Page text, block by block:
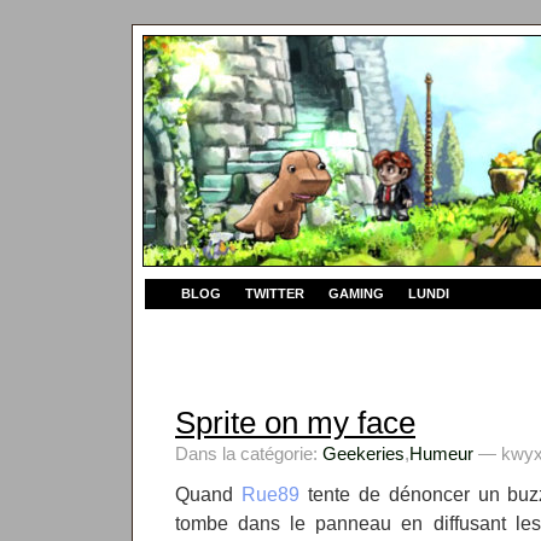
BLOG TWITTER GAMING LUNDI
Sprite on my face
Dans la catégorie: Geekeries,Humeur —
Quand Rue89 tente de dénoncer un
tombe dans le panneau en diffusant